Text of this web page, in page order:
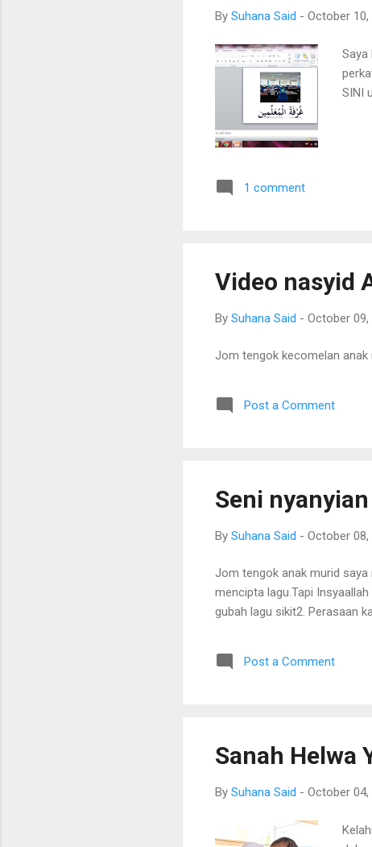
By Suhana Said - October 10,
Saya
SINI
1 comment
Video nasyid
By Suhana Said - October 09,
Jom tengok kecomelan anak
Post a Comment
Seni
By Suhana Said - October 08,
Jom tengok anak murid saya
mencipta lagu.Tapi
gubah lagu sikit2. Perasaan
Post a Comment
Sanah Helwa
By Suhana Said - October 04,